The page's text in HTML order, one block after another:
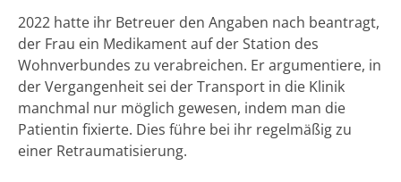
2022 hatte ihr Betreuer den Angaben nach beantragt,
der Frau ein Medikament auf der Station des
Wohnverbundes zu verabreichen. Er argumentiere, in
der Vergangenheit sei der Transport in die Klinik
manchmal nur möglich gewesen, indem man die
Patientin fixierte. Dies führe bei ihr regelmäßig zu
einer Retraumatisierung.